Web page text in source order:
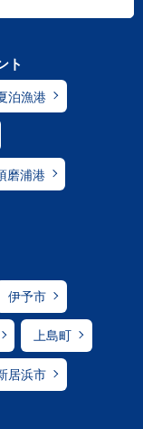
ト
泊漁港
磨浦港
伊予市
上島町
居浜市